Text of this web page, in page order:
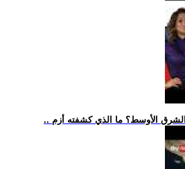
الشرق الأوسط؟ ما الذي كشفته أزم